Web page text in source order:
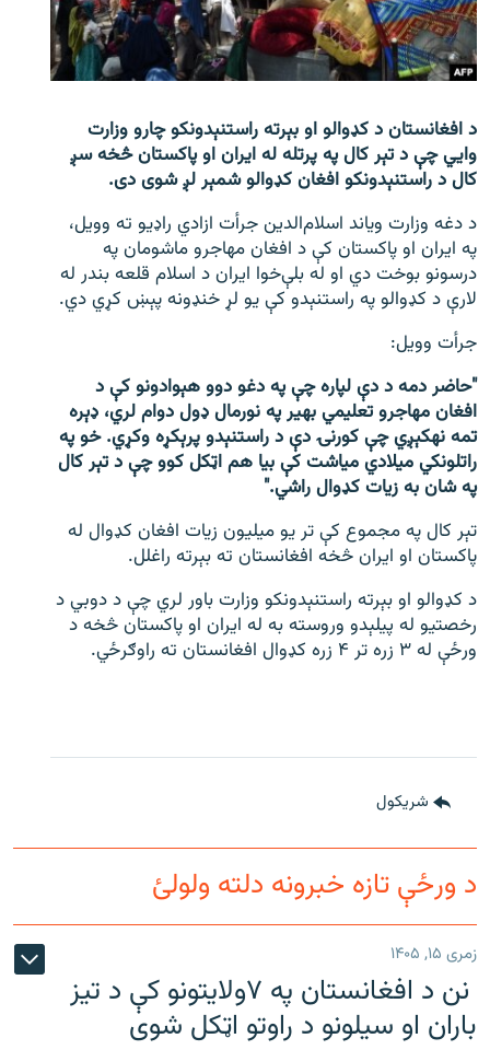
اړیکه
دري پاڼه
Azadi English
راسره ملګري شئ
د ازادې اروپا/ ازادي راډيو ټولې پاڼې
د افغانستان د کډوالو او بېرته راستنېدونکو چارو وزارت
وايي چې د تېر کال په پرتله له ایران او پاکستان څخه سږ
کال د راستنېدونکو افغان کډوالو شمېر لږ شوی دی.
د دغه وزارت ویاند اسلام‌الدین جرأت ازادي راډیو ته وویل،
په ایران او پاکستان کې د افغان مهاجرو ماشومان په
درسونو بوخت دي او له بلې‌خوا ایران د اسلام قلعه بندر له
لارې د کډوالو په راستنېدو کې یو لړ خنډونه پېښ کړي دي.
جرأت وویل:
"حاضر دمه د دې لپاره چې په دغو دوو هېوادونو کې د
افغان مهاجرو تعلیمي بهیر په نورمال ډول دوام لري، ډېره
تمه نه‎کېږي چې کورنۍ دې د راستنېدو پرېکړه وکړي. خو په
راتلونکي میلادي میاشت کې بیا هم اټکل کوو چې د تېر کال
په شان به زیات کډوال راشي."
تېر کال په مجموع کې تر یو میلیون زیات افغان کډوال له
پاکستان او ایران څخه افغانستان ته بېرته راغلل.
د کډوالو او بېرته راستنېدونکو وزارت باور لري چې د دوبي د
رخصتیو له پیلېدو وروسته به له ایران او پاکستان څخه د
ورځې له ۳ زره تر ۴ زره کډوال افغانستان ته راوګرځي.
شريکول
د ورځې تازه خبرونه دلته ولولئ
زمری ۱۵, ۱۴۰۵
نن د افغانستان په ۷ولایتونو کې د تیز
باران او سیلونو د راوتو اټکل شوی